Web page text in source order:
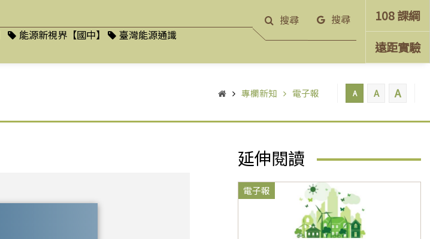
能源新視界【國中】
臺灣能源通識
搜尋 搜尋
108 課綱
遠距實驗
專欄新知 電子報 A A A
延伸閱讀
電子報